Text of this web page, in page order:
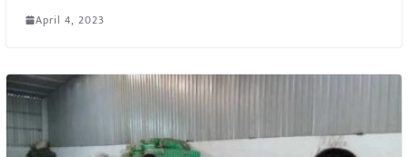
April 4, 2023